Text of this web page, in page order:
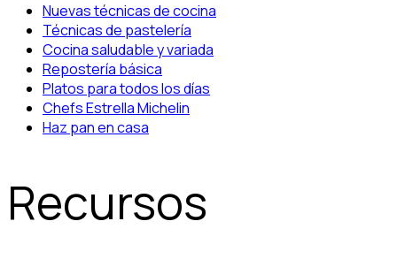
Nuevas técnicas de cocina
Técnicas de pastelería
Cocina saludable y variada
Repostería básica
Platos para todos los días
Chefs Estrella Michelin
Haz pan en casa
Recursos